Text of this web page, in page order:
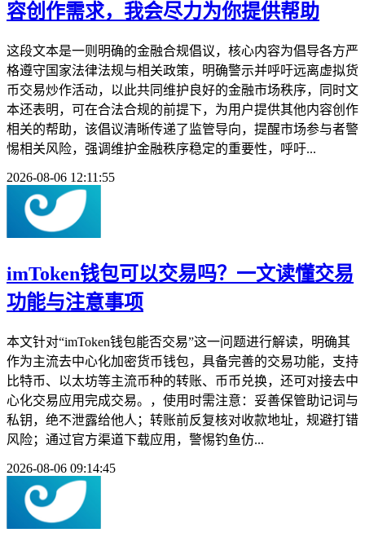
容创作需求，我会尽力为你提供帮助
这段文本是一则明确的金融合规倡议，核心内容为倡导各方严
格遵守国家法律法规与相关政策，明确警示并呼吁远离虚拟货
币交易炒作活动，以此共同维护良好的金融市场秩序，同时文
本还表明，可在合法合规的前提下，为用户提供其他内容创作
相关的帮助，该倡议清晰传递了监管导向，提醒市场参与者警
惕相关风险，强调维护金融秩序稳定的重要性，呼吁...
2026-08-06 12:11:55
imToken钱包可以交易吗？一文读懂交易
功能与注意事项
本文针对“imToken钱包能否交易”这一问题进行解读，明确其
作为主流去中心化加密货币钱包，具备完善的交易功能，支持
比特币、以太坊等主流币种的转账、币币兑换，还可对接去中
心化交易应用完成交易。，使用时需注意：妥善保管助记词与
私钥，绝不泄露给他人；转账前反复核对收款地址，规避打错
风险；通过官方渠道下载应用，警惕钓鱼仿...
2026-08-06 09:14:45